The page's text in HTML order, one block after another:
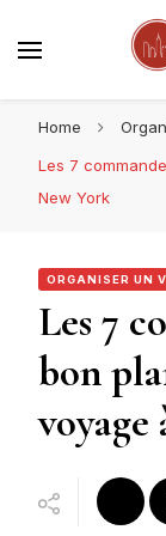
Home
Les 7
New York
ORGANISER UN
Les 7
bon